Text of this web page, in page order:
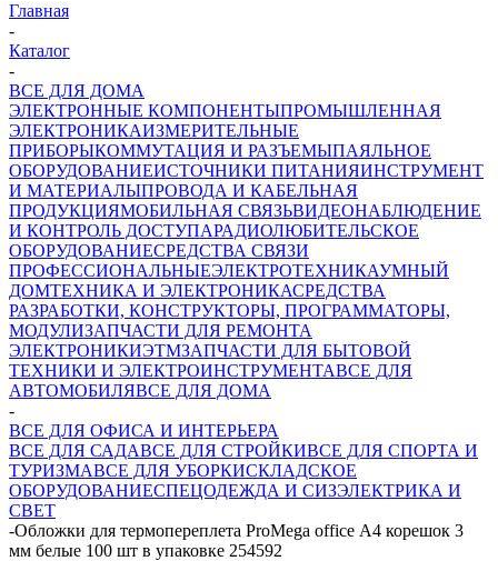
Главная
-
Каталог
-
ВСЕ ДЛЯ ДОМА
ЭЛЕКТРОННЫЕ КОМПОНЕНТЫПРОМЫШЛЕННАЯ
ЭЛЕКТРОНИКАИЗМЕРИТЕЛЬНЫЕ
ПРИБОРЫКОММУТАЦИЯ И РАЗЪЕМЫПАЯЛЬНОЕ
ОБОРУДОВАНИЕИСТОЧНИКИ ПИТАНИЯИНСТРУМЕНТ
И МАТЕРИАЛЫПРОВОДА И КАБЕЛЬНАЯ
ПРОДУКЦИЯМОБИЛЬНАЯ СВЯЗЬВИДЕОНАБЛЮДЕНИЕ
И КОНТРОЛЬ ДОСТУПАРАДИОЛЮБИТЕЛЬСКОЕ
ОБОРУДОВАНИЕСРЕДСТВА СВЯЗИ
ПРОФЕССИОНАЛЬНЫЕЭЛЕКТРОТЕХНИКАУМНЫЙ
ДОМТЕХНИКА И ЭЛЕКТРОНИКАСРЕДСТВА
РАЗРАБОТКИ, КОНСТРУКТОРЫ, ПРОГРАММАТОРЫ,
МОДУЛИЗАПЧАСТИ ДЛЯ РЕМОНТА
ЭЛЕКТРОНИКИЭТМЗАПЧАСТИ ДЛЯ БЫТОВОЙ
ТЕХНИКИ И ЭЛЕКТРОИНСТРУМЕНТАВСЕ ДЛЯ
АВТОМОБИЛЯВСЕ ДЛЯ ДОМА
-
ВСЕ ДЛЯ ОФИСА И ИНТЕРЬЕРА
ВСЕ ДЛЯ САДАВСЕ ДЛЯ СТРОЙКИВСЕ ДЛЯ СПОРТА И
ТУРИЗМАВСЕ ДЛЯ УБОРКИСКЛАДСКОЕ
ОБОРУДОВАНИЕСПЕЦОДЕЖДА И СИЗЭЛЕКТРИКА И
СВЕТ
-Обложки для термопереплета ProMega office А4 корешок 3
мм белые 100 шт в упаковке 254592